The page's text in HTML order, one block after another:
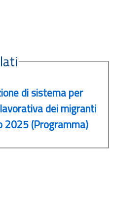
di sistema per
dei migranti
2025 (Programma)